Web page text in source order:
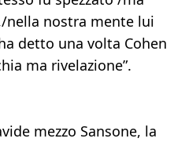
nella nostra mente lui
detto una volta Cohen
ma rivelazione”.
mezzo Sansone, la